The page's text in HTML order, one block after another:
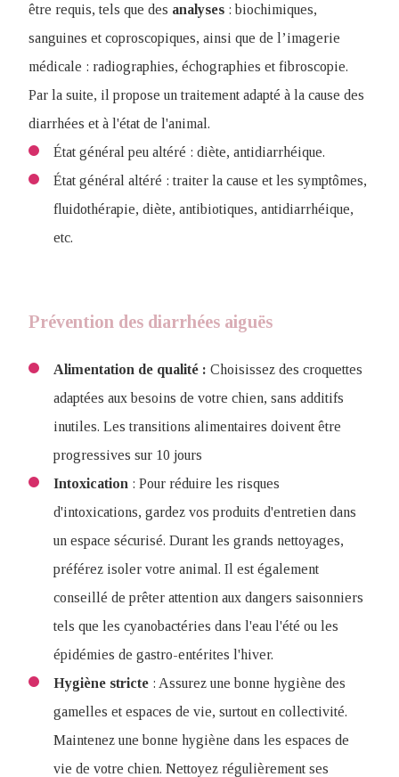
être requis, tels que des analyses : biochimiques,
sanguines et coproscopiques, ainsi que de l’imagerie
médicale : radiographies, échographies et fibroscopie.
Par la suite, il propose un traitement adapté à la cause des
diarrhées et à l'état de l'animal.
État général peu altéré : diète, antidiarrhéique.
État général altéré : traiter la cause et les symptômes,
fluidothérapie, diète, antibiotiques, antidiarrhéique,
etc.
Prévention des diarrhées aiguës
Alimentation de qualité : Choisissez des croquettes
adaptées aux besoins de votre chien, sans additifs
inutiles. Les transitions alimentaires doivent être
progressives sur 10 jours
Intoxication : Pour réduire les risques
d'intoxications, gardez vos produits d'entretien dans
un espace sécurisé. Durant les grands nettoyages,
préférez isoler votre animal. Il est également
conseillé de prêter attention aux dangers saisonniers
tels que les cyanobactéries dans l'eau l'été ou les
épidémies de gastro-entérites l'hiver.
Hygiène stricte : Assurez une bonne hygiène des
gamelles et espaces de vie, surtout en collectivité.
Maintenez une bonne hygiène dans les espaces de
vie de votre chien. Nettoyez régulièrement ses